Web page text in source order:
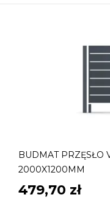
BUDMAT PRZĘSŁO
2000X1200MM
479,70 zł